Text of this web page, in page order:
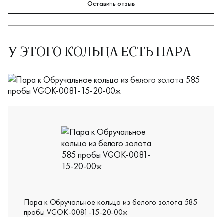
Оставить отзыв
У ЭТОГО КОЛЬЦА ЕСТЬ ПАРА
Пара к Обручальное кольцо из белого золота 585
пробы VGOK-0081-15-20-00ж
VGOK-0081-15-20-00м